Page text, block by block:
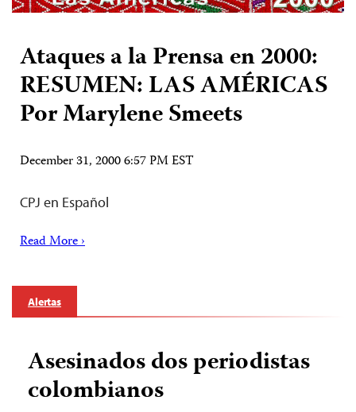
Ataques a la Prensa en 2000:
RESUMEN: LAS AMÉRICAS
Por Marylene Smeets
December 31, 2000 6:57 PM EST
CPJ en Español
Read More ›
Alertas
Asesinados dos periodistas
colombianos